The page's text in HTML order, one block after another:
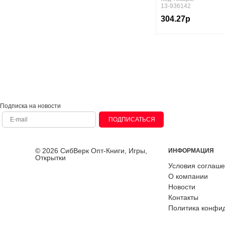
Баранова К.М. Дули Д.
Баранова К.М.,Дули
Бархударов С.Г.,Крючков
13-936142
304.27р
Подписка на новости
ПОДПИСАТЬСЯ
© 2026 СибВерк Опт-Книги, Игры,
Открытки
ИНФОРМАЦИЯ
Условия
О компании
Новости
Контакты
Политика